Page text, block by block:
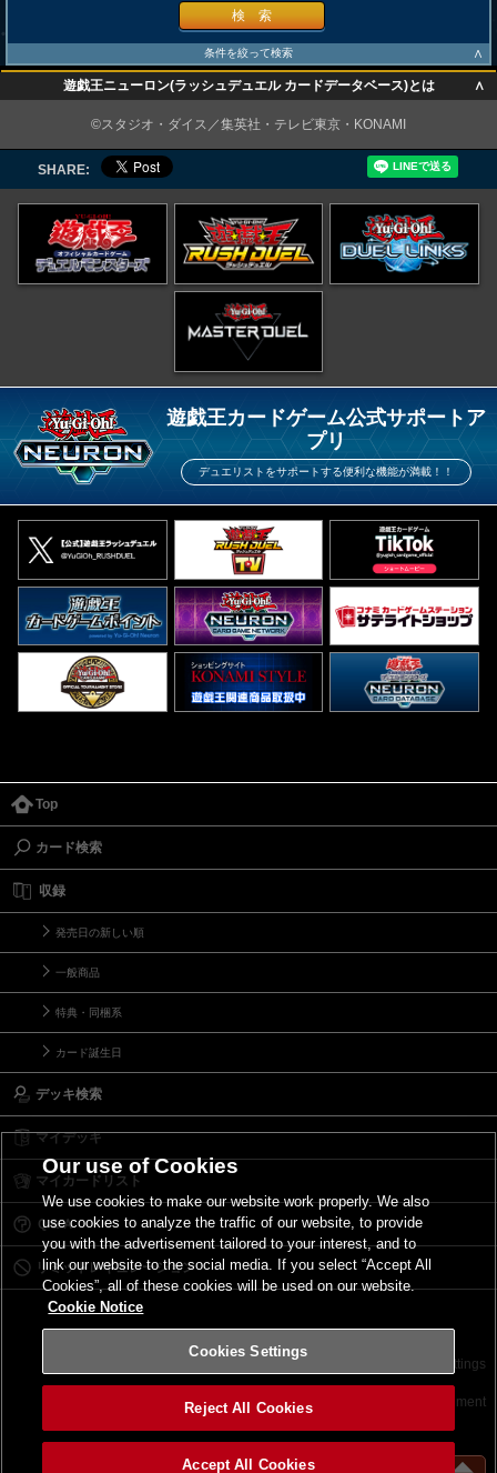
検 索
条件を絞って検索 ∧
遊戯王ニューロン(ラッシュデュエル カードデータベース)とは ∧
©スタジオ・ダイス／集英社・テレビ東京・KONAMI
SHARE:
遊戯王カードゲーム公式サポートア
プリ
デュエリストをサポートする便利な機能が満載！！
Top
カード検索
収録
発売日の新しい順
一般商品
特典・同梱系
カード誕生日
デッキ検索
マイデッキ
マイカードリスト
Ｑ＆Ａ
リミットレギュレーション
サイトポリシー Cookies Settings
©2026 Konami Digital Entertainment
Our use of Cookies
We use cookies to make our website work properly. We also
use cookies to analyze the traffic of our website, to provide
you with the advertisement tailored to your interest, and to
link our website to the social media. If you select “Accept All
Cookies”, all of these cookies will be used on our website.
Cookie Notice
Cookies Settings
Reject All Cookies
Accept All Cookies